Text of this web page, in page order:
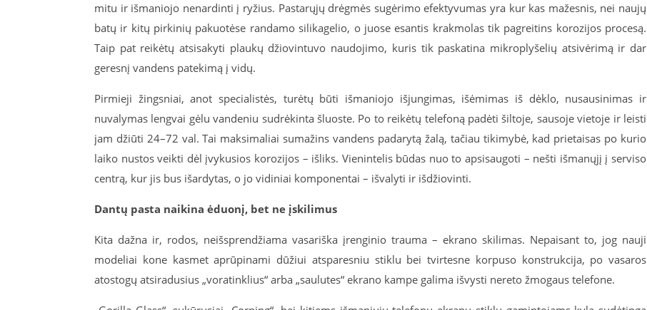
mitu ir išmaniojo nenardinti į ryžius. Pastarųjų drėgmės sugėrimo efektyvumas yra kur kas mažesnis, nei naujų
batų ir kitų pirkinių pakuotėse randamo silikagelio, o juose esantis krakmolas tik pagreitins korozijos procesą.
Taip pat reikėtų atsisakyti plaukų džiovintuvo naudojimo, kuris tik paskatina mikroplyšelių atsivėrimą ir dar
geresnį vandens patekimą į vidų.
Pirmieji žingsniai, anot specialistės, turėtų būti išmaniojo išjungimas, išėmimas iš dėklo, nusausinimas ir
nuvalymas lengvai gėlu vandeniu sudrėkinta šluoste. Po to reikėtų telefoną padėti šiltoje, sausoje vietoje ir leisti
jam džiūti 24–72 val. Tai maksimaliai sumažins vandens padarytą žalą, tačiau tikimybė, kad prietaisas po kurio
laiko nustos veikti dėl įvykusios korozijos – išliks. Vienintelis būdas nuo to apsisaugoti – nešti išmanųjį į serviso
centrą, kur jis bus išardytas, o jo vidiniai komponentai – išvalyti ir išdžiovinti.
Dantų pasta naikina ėduonį, bet ne įskilimus
Kita dažna ir, rodos, neišsprendžiama vasariška įrenginio trauma – ekrano skilimas. Nepaisant to, jog nauji
modeliai kone kasmet aprūpinami dūžiui atsparesniu stiklu bei tvirtesne korpuso konstrukcija, po vasaros
atostogų atsiradusius „voratinklius“ arba „saulutes“ ekrano kampe galima išvysti nereto žmogaus telefone.